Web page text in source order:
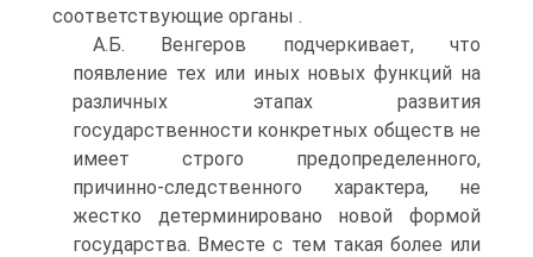
соответствующие органы .
А.Б. Венгеров подчеркивает, что
появление тех или иных новых функций на
различных этапах развития
государственности конкретных обществ не
имеет строго предопределенного,
причинно-следственного характера, не
жестко детерминировано новой формой
государства. Вместе с тем такая более или